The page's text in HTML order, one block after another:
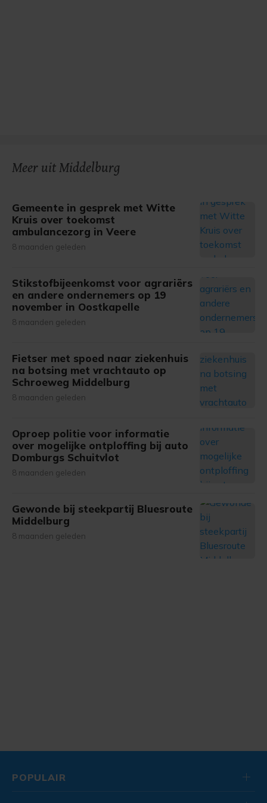
Meer uit Middelburg
Gemeente in gesprek met Witte
Kruis over toekomst
ambulancezorg in Veere
8 maanden geleden
Stikstofbijeenkomst voor agrariërs
en andere ondernemers op 19
november in Oostkapelle
8 maanden geleden
Fietser met spoed naar ziekenhuis
na botsing met vrachtauto op
Schroeweg Middelburg
8 maanden geleden
Oproep politie voor informatie
over mogelijke ontploffing bij auto
Domburgs Schuitvlot
8 maanden geleden
Gewonde bij steekpartij Bluesroute
Middelburg
8 maanden geleden
POPULAIR